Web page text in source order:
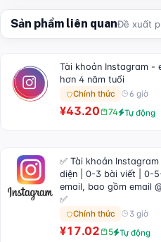
Sản phẩm liên quanĐề xuất
Tài khoản Instagram -
hơn 4 năm tuổi
Chính thức 6 giờ
¥43.20 74 Tự động
✅ Tài khoản
diện | 0-3 bài viết | 0-
email, bao gồm email
✅
Chính thức 3 giờ
¥17.02 5 Tự động